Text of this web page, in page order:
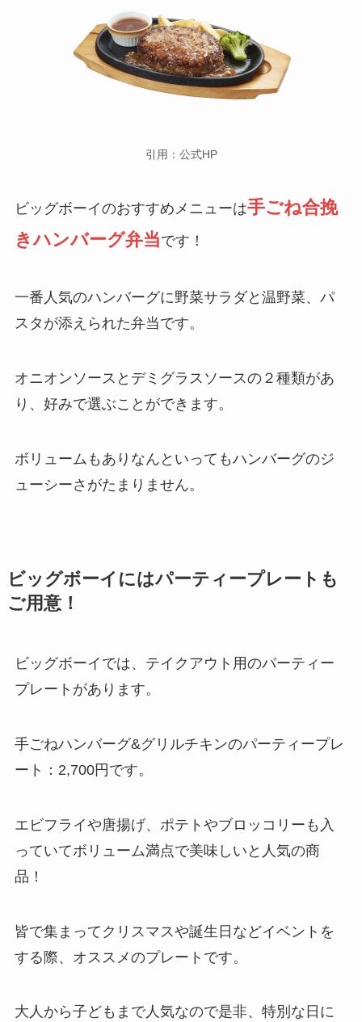
引用：公式HP
ビッグボーイのおすすめメニューは手ごね合挽
きハンバーグ弁当です！
一番人気のハンバーグに野菜サラダと温野菜、パ
スタが添えられた弁当です。
オニオンソースとデミグラスソースの２種類があ
り、好みで選ぶことができます。
ボリュームもありなんといってもハンバーグのジ
ューシーさがたまりません。
ビッグボーイにはパーティープレートも
ご用意！
ビッグボーイでは、テイクアウト用のパーティー
プレートがあります。
手ごねハンバーグ&グリルチキンのパーティープレ
ート：2,700円です。
エビフライや唐揚げ、ポテトやブロッコリーも入
っていてボリューム満点で美味しいと人気の商
品！
皆で集まってクリスマスや誕生日などイベントを
する際、オススメのプレートです。
大人から子どもまで人気なので是非、特別な日に